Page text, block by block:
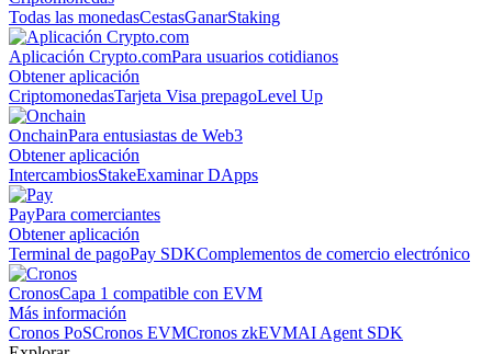
Todas las monedasCestasGanarStaking
Aplicación Crypto.comPara usuarios cotidianos
Obtener aplicación
CriptomonedasTarjeta Visa prepagoLevel Up
OnchainPara entusiastas de Web3
Obtener aplicación
IntercambiosStakeExaminar DApps
PayPara comerciantes
Obtener aplicación
Terminal de pagoPay SDKComplementos de comercio electrónico
CronosCapa 1 compatible con EVM
Más información
Cronos PoSCronos EVMCronos zkEVMAI Agent SDK